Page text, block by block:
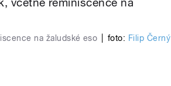
na žaludské eso foto: Filip Černý